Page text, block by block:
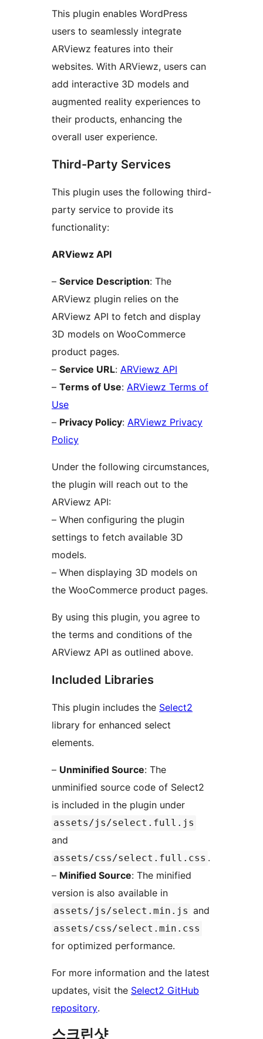
This plugin enables WordPress
users to seamlessly integrate
ARViewz features into their
websites. With ARViewz, users can
add interactive 3D models and
augmented reality experiences to
their products, enhancing the
overall user experience.
Third-Party Services
This plugin uses the following third-
party service to provide its
functionality:
ARViewz API
– Service Description: The
ARViewz plugin relies on the
ARViewz API to fetch and display
3D models on WooCommerce
product pages.
– Service URL: ARViewz API
– Terms of Use: ARViewz Terms of
Use
– Privacy Policy: ARViewz Privacy
Policy
Under the following circumstances,
the plugin will reach out to the
ARViewz API:
– When configuring the plugin
settings to fetch available 3D
models.
– When displaying 3D models on
the WooCommerce product pages.
By using this plugin, you agree to
the terms and conditions of the
ARViewz API as outlined above.
Included Libraries
This plugin includes the Select2
library for enhanced select
elements.
– Unminified Source: The
unminified source code of Select2
is included in the plugin under
assets/js/select.full.js
and
assets/css/select.full.css .
– Minified Source: The minified
version is also available in
assets/js/select.min.js and
assets/css/select.min.css
for optimized performance.
For more information and the latest
updates, visit the Select2 GitHub
repository.
스크린샷